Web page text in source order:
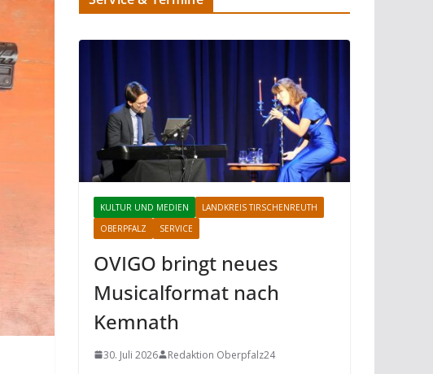
KULTUR UND MEDIEN
LANDKREIS TIRSCHENREUTH
OBERPFALZ
SERVICE
OVIGO bringt neues
Musicalformat nach
Kemnath
30. Juli 2026 Redaktion Oberpfalz24